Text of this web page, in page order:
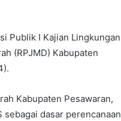
Publik I Kajian Lingkungan
(RPJMD) Kabupaten
Kabupaten Pesawaran,
dasar perencanaan